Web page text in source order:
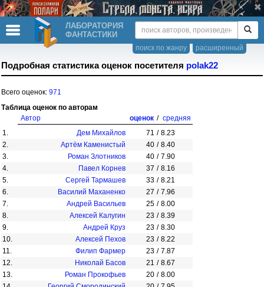
ЛАБОРАТОРИЯ
ФАНТАСТИКИ
расширенный
поиск по жанру
Подробная статистика оценок посетителя polak22
Всего оценок: 971
Таблица оценок по авторам
Автор
оценок / средняя
1.
Дем Михайлов 71 / 8.23
2.
Артём Каменистый 40 / 8.40
3.
Роман Злотников 40 / 7.90
4.
Павел Корнев 37 / 8.16
5.
Сергей Тармашев 33 / 8.21
6.
Василий Маханенко 27 / 7.96
7.
Андрей Васильев 25 / 8.00
8.
Алексей Калугин 23 / 8.39
9.
Андрей Круз 23 / 8.30
10.
Алексей Пехов 23 / 8.22
11.
Филип Фармер 23 / 7.87
12.
Николай Басов 21 / 8.67
13.
Роман Прокофьев 20 / 8.00